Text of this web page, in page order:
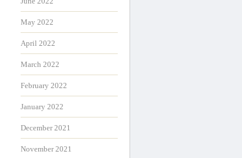
May 2022
April 2022
March 2022
February 2022
January 2022
December 2021
November 2021